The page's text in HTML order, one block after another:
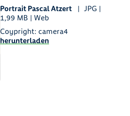
Portrait Pascal Atzert
JPG |
1,99 MB | Web
Coypright: camera4
herunterladen